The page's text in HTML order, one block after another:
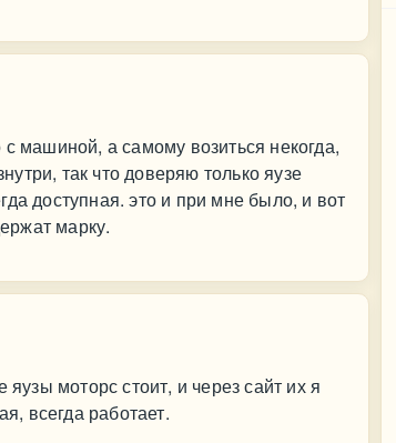
машиной, а самому возиться некогда,
так что доверяю только яузе
доступная. это и при мне было, и вот
марку.
моторс стоит, и через сайт их я
всегда работает.